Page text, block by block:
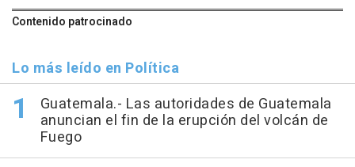
Contenido patrocinado
Lo más leído en Política
Guatemala.- Las autoridades de Guatemala
anuncian el fin de la erupción del volcán de
Fuego